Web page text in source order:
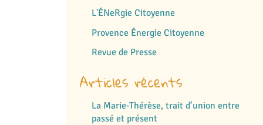
L'ÉNeRgie Citoyenne
Provence Énergie Citoyenne
Revue de Presse
Articles récents
La Marie-Thérèse, trait d’union entre
passé et présent